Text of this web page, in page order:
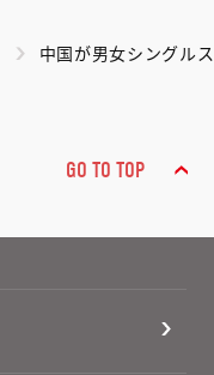
中国が男女シングル
GO TO TOP